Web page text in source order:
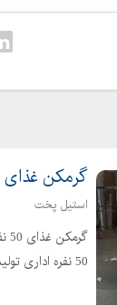
گرمکن غذای 50 نفره استیل
استیل پخت
50 نفره اداری